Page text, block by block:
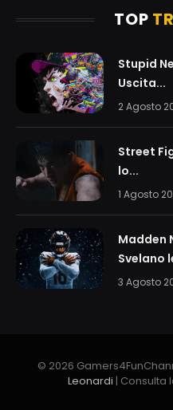
TOP
Stupid
Uscita...
2 Agosto
Street
lo...
1 Agosto
Madden
Svelano
3 Agosto
© 2026
Leonardi | Consulta